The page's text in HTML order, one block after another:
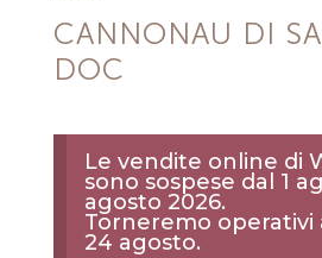
CANNONAU DI
DOC
Le vendite online di
sono sospese dal 1
agosto 2026.
Torneremo operativi
24 agosto.